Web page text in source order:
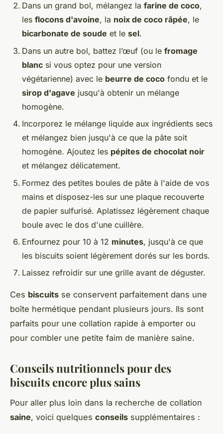
Dans un grand bol, mélangez la farine de coco,
les flocons d'avoine, la noix de coco râpée, le
bicarbonate de soude et le sel.
Dans un autre bol, battez l’œuf (ou le fromage
blanc si vous optez pour une version
végétarienne) avec le beurre de coco fondu et le
sirop d'agave jusqu'à obtenir un mélange
homogène.
Incorporez le mélange liquide aux ingrédients secs
et mélangez bien jusqu'à ce que la pâte soit
homogène. Ajoutez les pépites de chocolat noir
et mélangez délicatement.
Formez des petites boules de pâte à l'aide de vos
mains et disposez-les sur une plaque recouverte
de papier sulfurisé. Aplatissez légèrement chaque
boule avec le dos d'une cuillère.
Enfournez pour 10 à 12 minutes, jusqu'à ce que
les biscuits soient légèrement dorés sur les bords.
Laissez refroidir sur une grille avant de déguster.
Ces biscuits se conservent parfaitement dans une
boîte hermétique pendant plusieurs jours. Ils sont
parfaits pour une collation rapide à emporter ou
pour combler une petite faim de manière saine.
Conseils nutritionnels pour des
biscuits encore plus sains
Pour aller plus loin dans la recherche de collation
saine, voici quelques conseils supplémentaires :